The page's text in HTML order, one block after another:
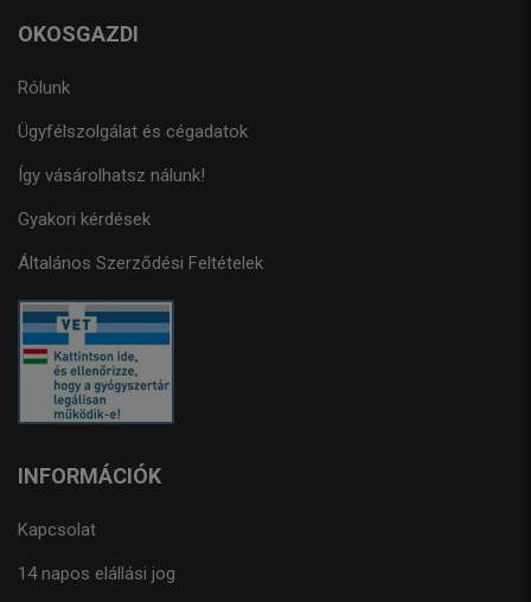
OKOSGAZDI
Rólunk
Ügyfélszolgálat és cégadatok
Így vásárolhatsz nálunk!
Gyakori kérdések
Általános Szerződési Feltételek
INFORMÁCIÓK
Kapcsolat
14 napos elállási jog